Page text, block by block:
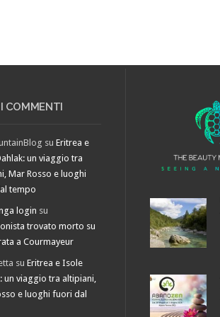
COMMENTI
suEritrea e
un viaggio tra
Mar Rosso e luoghi
tempo
login su
trovato morto su
a Courmayeur
suEritrea e Isole
un viaggio tra altipiani,
e luoghi fuori dal